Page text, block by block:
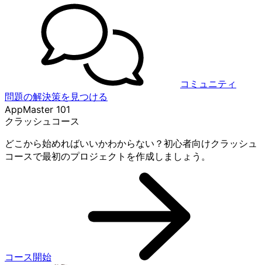
コミュニティ
問題の解決策を見つける
AppMaster 101
クラッシュコース
どこから始めればいいかわからない？初心者向けクラッシュ
コースで最初のプロジェクトを作成しましょう。
コース開始